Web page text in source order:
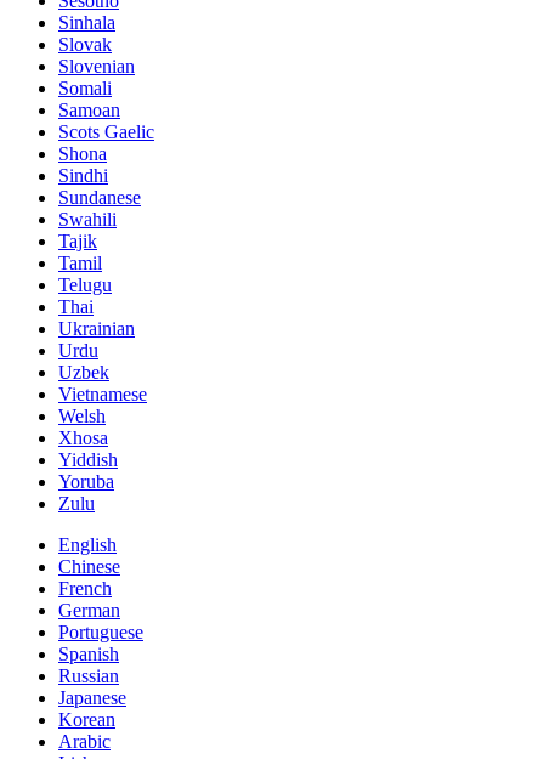
Sinhala
Slovak
Slovenian
Somali
Samoan
Scots Gaelic
Shona
Sindhi
Sundanese
Swahili
Tajik
Tamil
Telugu
Thai
Ukrainian
Urdu
Uzbek
Vietnamese
Welsh
Xhosa
Yiddish
Yoruba
Zulu
English
Chinese
French
German
Portuguese
Spanish
Russian
Japanese
Korean
Arabic